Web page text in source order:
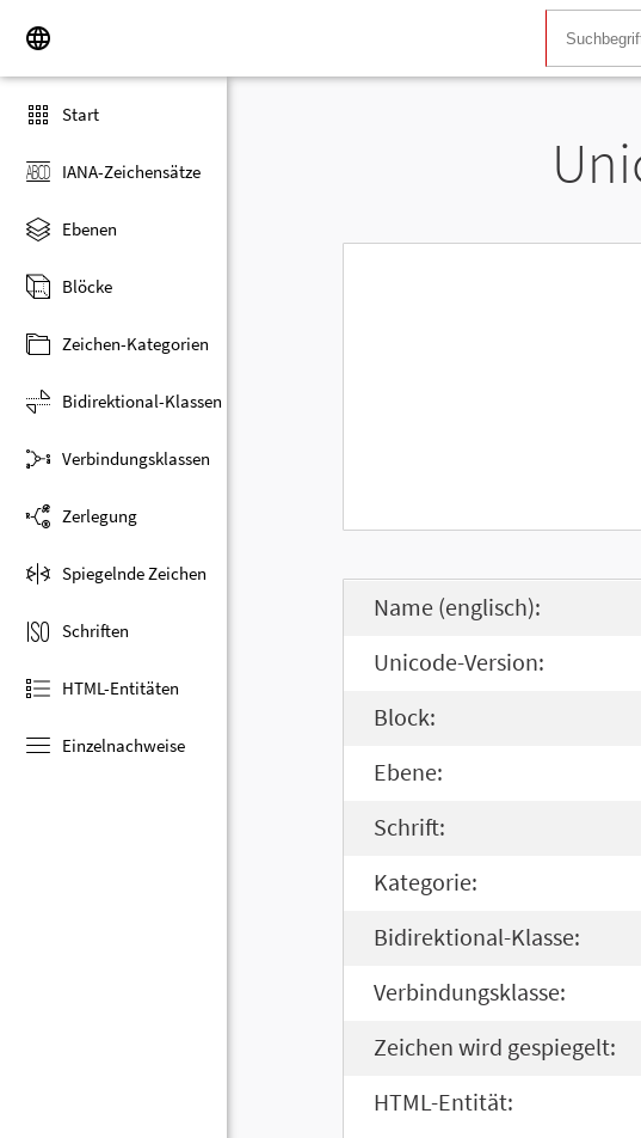
Start
IANA-Zeichensätze
Ebenen
Blöcke
Zeichen-Kategorien
Bidirektional-Klassen
Verbindungsklassen
Zerlegung
Spiegelnde Zeichen
Schriften
HTML-Entitäten
Einzelnachweise
Name (englisch):
Unicode-Version:
Block:
Ebene:
Schrift:
Kategorie:
Bidirektional-Klasse:
Verbindungsklasse:
Zeichen wird gespiegelt:
HTML-Entität: